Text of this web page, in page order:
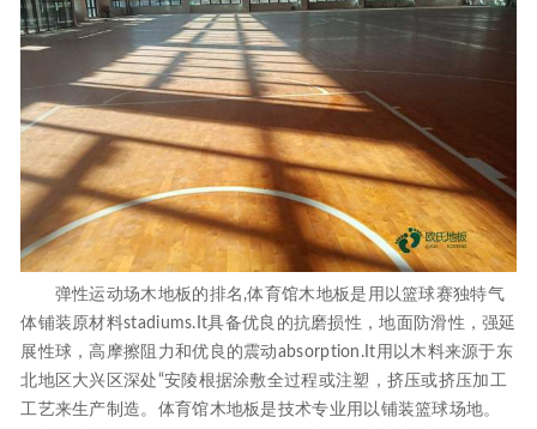
弹性运动场木地板的排名,体育馆木地板是用以篮球赛独特气
体铺装原材料stadiums.It具备优良的抗磨损性，地面防滑性，强延
展性球，高摩擦阻力和优良的震动absorption.It用以木料来源于东
北地区大兴区深处“安陵根据涂敷全过程或注塑，挤压或挤压加工
工艺来生产制造。体育馆木地板是技术专业用以铺装篮球场地。